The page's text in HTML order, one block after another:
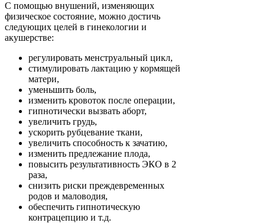
С помощью внушений, изменяющих
физическое состояние, можно достичь
следующих целей в гинекологии и
акушерстве:
регулировать менструальный цикл,
стимулировать лактацию у кормящей
матери,
уменьшить боль,
изменить кровоток после операции,
гипнотически вызвать аборт,
увеличить грудь,
ускорить рубцевание ткани,
увеличить способность к зачатию,
изменить предлежание плода,
повысить результативность ЭКО в 2
раза,
снизить риски преждевременных
родов и маловодия,
обеспечить гипнотическую
контрацепцию и т.д.